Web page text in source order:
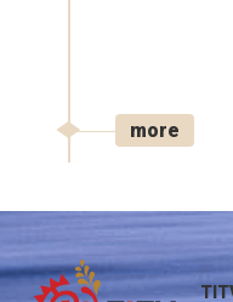
more